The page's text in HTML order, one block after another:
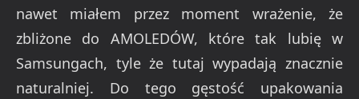
nawet miałem przez moment wrażenie, że
zbliżone do AMOLEDÓW, które tak lubię w
Samsungach, tyle że tutaj wypadają znacznie
naturalniej. Do tego gęstość upakowania